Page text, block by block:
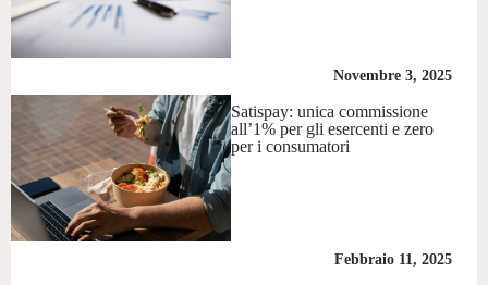
Novembre 3, 2025
Satispay: unica commissione
all’1% per gli esercenti e zero
per i consumatori
Febbraio 11, 2025